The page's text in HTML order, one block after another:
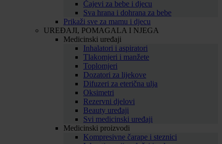
Čajevi za bebe i djecu
Sva hrana i dohrana za bebe
Prikaži sve za mamu i djecu
UREĐAJI, POMAGALA I NJEGA
Medicinski uređaji
Inhalatori i aspiratori
Tlakomjeri i manžete
Toplomjeri
Dozatori za lijekove
Difuzeri za eterična ulja
Oksimetri
Rezervni djelovi
Beauty uređaji
Svi medicinski uređaji
Medicinski proizvodi
Kompresivne čarape i steznici